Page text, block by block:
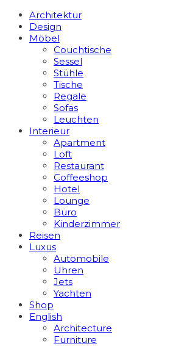
Architektur
Design
Möbel
Couchtische
Sessel
Stühle
Tische
Regale
Sofas
Leuchten
Interieur
Apart­ment
Loft
Restaurant
Coffeeshop
Hotel
Lounge
Büro
Kinderzimmer
Reisen
Luxus
Automobile
Uhren
Jets
Yachten
Shop
English
Architecture
Furniture